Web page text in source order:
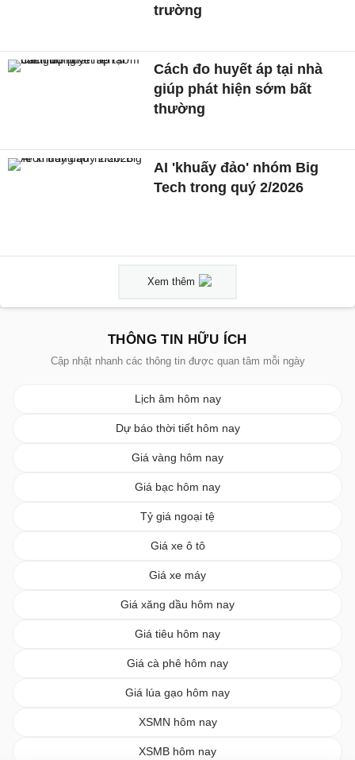
trường
Cách đo huyết áp tại nhà
giúp phát hiện sớm bất
thường
AI 'khuấy đảo' nhóm Big
Tech trong quý 2/2026
Xem thêm
THÔNG TIN HỮU ÍCH
Cập nhật nhanh các thông tin được quan tâm mỗi ngày
Lịch âm hôm nay
Dự báo thời tiết hôm nay
Giá vàng hôm nay
Giá bạc hôm nay
Tỷ giá ngoại tệ
Giá xe ô tô
Giá xe máy
Giá xăng dầu hôm nay
Giá tiêu hôm nay
Giá cà phê hôm nay
Giá lúa gạo hôm nay
XSMN hôm nay
XSMB hôm nay